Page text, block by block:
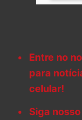
Entre no
para
celular!
Siga